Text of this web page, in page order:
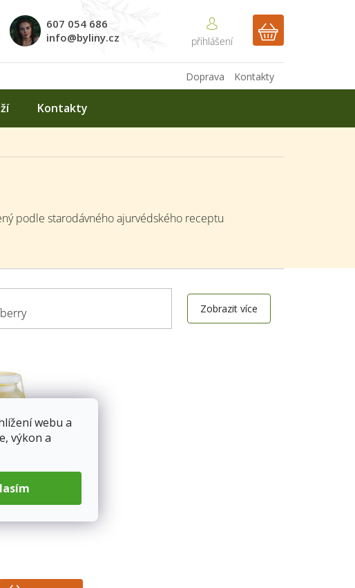
webu a
výkon a
607 054 686
info@byliny.cz
NÁKUPNÍ
Kontakty
Doprava
Kontakty
podle starodávného ajurvédského receptu
Zobrazit více